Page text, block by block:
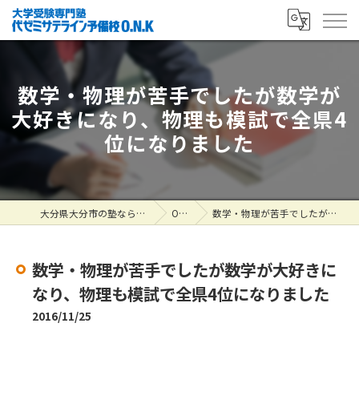
数学・物理が苦手でしたが数学が
大好きになり、物理も模試で全県4
位になりました
大分県大分市の塾なら大学受験専門塾 代ゼミサテライン予備校O.N.K ONK掲示板 数学・物理が苦手でしたが数学が大好きになり、物理も模試で全県4位になりました
数学・物理が苦手でしたが数学が大好きに
なり、物理も模試で全県4位になりました
2016/11/25